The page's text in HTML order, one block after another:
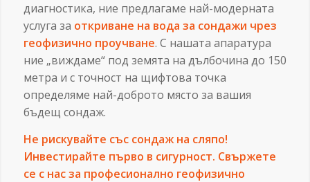
диагностика, ние предлагаме най-модерната
услуга за откриване на вода за сондажи чрез
геофизично проучване. С нашата апаратура
ние „виждаме“ под земята на дълбочина до 150
метра и с точност на щифтова точка
определяме най-доброто място за вашия
бъдещ сондаж.
Не рискувайте със сондаж на сляпо!
Инвестирайте първо в сигурност. Свържете
се с нас за професионално геофизично